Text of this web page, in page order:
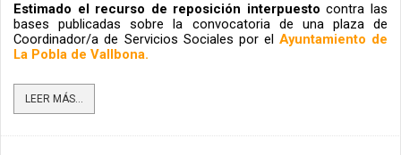
Estimado el recurso de reposición interpuesto contra las
bases publicadas sobre la convocatoria de una plaza de
Coordinador/a de Servicios Sociales por el Ayuntamiento de
La Pobla de Vallbona.
LEER MÁS...